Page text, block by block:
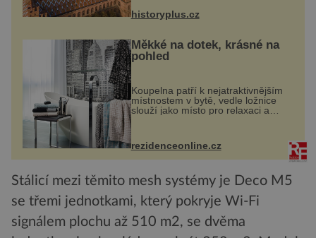
mimořádně záležet. Jeho stavební
plány by při ...
historyplus.cz
Měkké na dotek, krásné na
pohled
Koupelna patří k nejatraktivnějším
místnostem v bytě, vedle ložnice
slouží jako místo pro relaxaci a
odpočinek. Koupelnový textil –
ručníky, osušky a koberečky –
mohou jako mávnutím kouzelného
proutku...
rezidenceonline.cz
Stálicí mezi těmito mesh systémy je Deco M5
se třemi jednotkami, který pokryje Wi-Fi
signálem plochu až 510 m2, se dvěma